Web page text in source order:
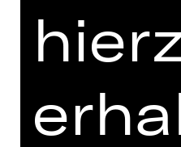
TEAM
TERMINE